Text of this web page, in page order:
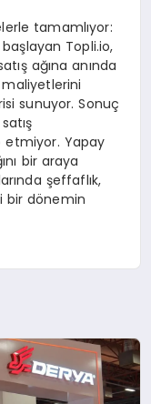
tamamlıyor:
Topli.io,
ağına anında
sunuyor. Sonuç
Yapay
bir araya
şeffaflık,
bir dönemin